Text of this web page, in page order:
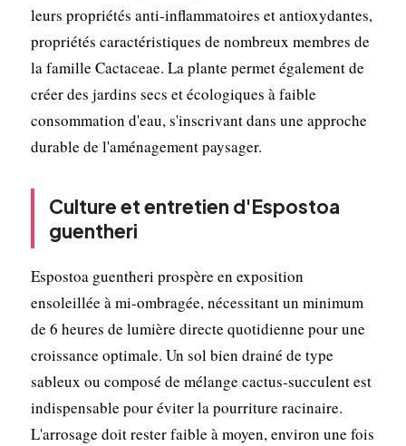
leurs propriétés anti-inflammatoires et antioxydantes,
propriétés caractéristiques de nombreux membres de
la famille Cactaceae. La plante permet également de
créer des jardins secs et écologiques à faible
consommation d'eau, s'inscrivant dans une approche
durable de l'aménagement paysager.
Culture et entretien d'Espostoa
guentheri
Espostoa guentheri prospère en exposition
ensoleillée à mi-ombragée, nécessitant un minimum
de 6 heures de lumière directe quotidienne pour une
croissance optimale. Un sol bien drainé de type
sableux ou composé de mélange cactus-succulent est
indispensable pour éviter la pourriture racinaire.
L'arrosage doit rester faible à moyen, environ une fois